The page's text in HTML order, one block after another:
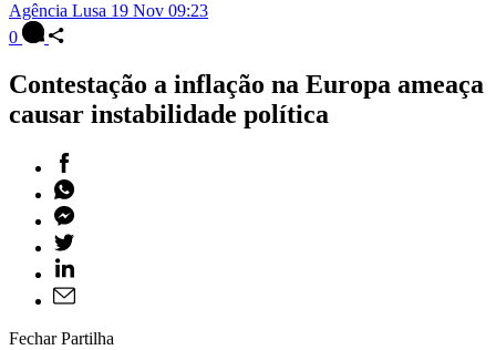
Agência Lusa 19 Nov 09:23
0
Contestação a inflação na Europa ameaça
causar instabilidade política
Fechar Partilha